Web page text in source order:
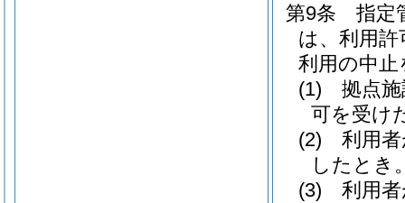
第9条
指定
は、利用
利用の中
(1)
拠点
可を受け
(2)
利用
したとき
(3)
利用